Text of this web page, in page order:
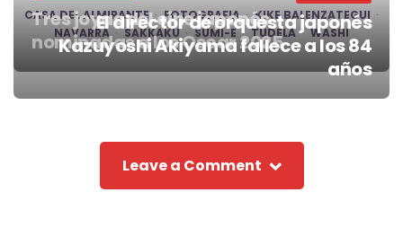
CASA DEL ALMIRANTE FOTOGRAFIA
KIKE BALENZATEGUI
NAVARRA
SAKKAKU SUMI-E TUDELA WASHI
Post
navigation
Tres joyas del cine japonés
nominadas a los Oscar 2025
El director de orquesta japonés
Kazuyoshi Akiyama fallece a los 84
años
Leave a Comment